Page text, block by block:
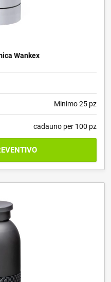
Wankex
Minimo 25 pz
cadauno per 100 pz